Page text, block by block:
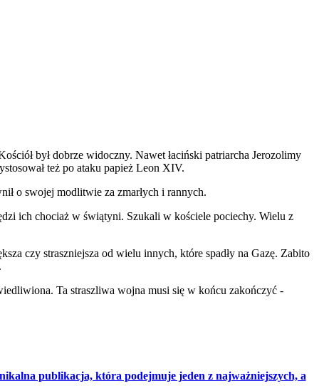
był dobrze widoczny. Nawet łaciński patriarcha Jerozolimy
też po ataku papież Leon XIV.
o swojej modlitwie za zmarłych i rannych.
ich chociaż w świątyni. Szukali w kościele pociechy. Wielu z
czy straszniejsza od wielu innych, które spadły na Gazę. Zabito
Ta straszliwa wojna musi się w końcu zakończyć -
publikacja, która podejmuje jeden z najważniejszych, a